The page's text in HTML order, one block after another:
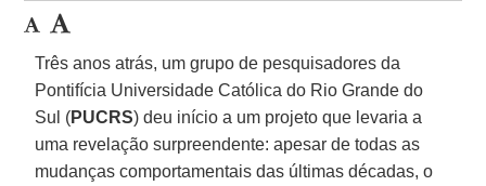
Três anos atrás, um grupo de pesquisadores da
Pontifícia Universidade Católica do Rio Grande do
Sul (PUCRS) deu início a um projeto que levaria a
uma revelação surpreendente: apesar de todas as
mudanças comportamentais das últimas décadas, o